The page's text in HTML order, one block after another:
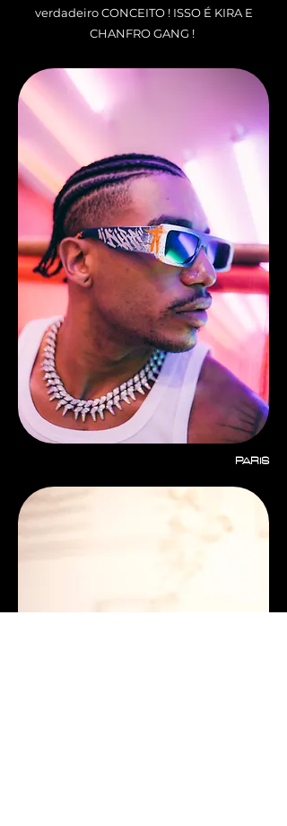
verdadeiro CONCEITO ! ISSO É KIRA E
CHANFRO GANG !
PARIS